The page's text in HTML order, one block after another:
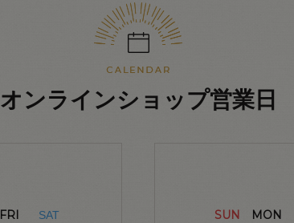
オンラインショップ営業日
FRI SAT SUN MON